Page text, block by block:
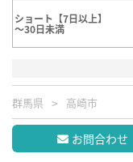
ショート【7日以上】
～30日未満
群馬県 高崎市
お問合わせ